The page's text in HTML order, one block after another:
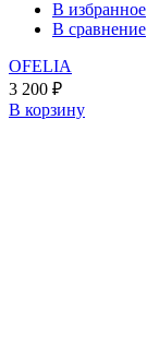
В избранное
В сравнение
OFELIA
3 200 ₽
В корзину